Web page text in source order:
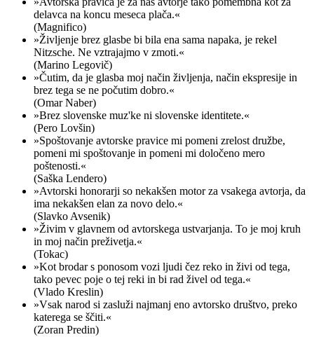
delavca na koncu meseca plača.«
(Magnifico)
»Življenje brez glasbe bi bila ena sama napaka, je rekel
Nitzsche. Ne vztrajajmo v zmoti.«
(Marino Legovič)
»Čutim, da je glasba moj način življenja, način ekspresije in
brez tega se ne počutim dobro.«
(Omar Naber)
»Brez slovenske muz'ke ni slovenske identitete.«
(Pero Lovšin)
»Spoštovanje avtorske pravice mi pomeni zrelost družbe,
pomeni mi spoštovanje in pomeni mi določeno mero
poštenosti.«
(Saška Lendero)
»Avtorski honorarji so nekakšen motor za vsakega avtorja, da
ima nekakšen elan za novo delo.«
(Slavko Avsenik)
»Živim v glavnem od avtorskega ustvarjanja. To je moj kruh
in moj način preživetja.«
(Tokac)
»Kot brodar s ponosom vozi ljudi čez reko in živi od tega,
tako pevec poje o tej reki in bi rad živel od tega.«
(Vlado Kreslin)
»Vsak narod si zasluži najmanj eno avtorsko društvo, preko
katerega se ščiti.«
(Zoran Predin)